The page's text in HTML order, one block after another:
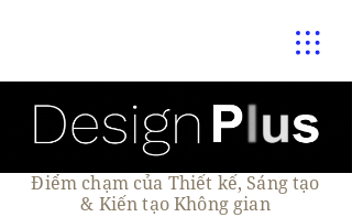
Điểm chạm của Thiết kế, Sáng tạo
& Kiến tạo Không gian